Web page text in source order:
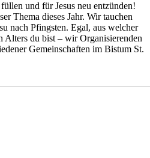
und für Jesus neu entzünden!
Thema dieses Jahr. Wir tauchen
nach Pfingsten. Egal, aus welcher
Alters du bist – wir Organisierenden
Gemeinschaften im Bistum St.